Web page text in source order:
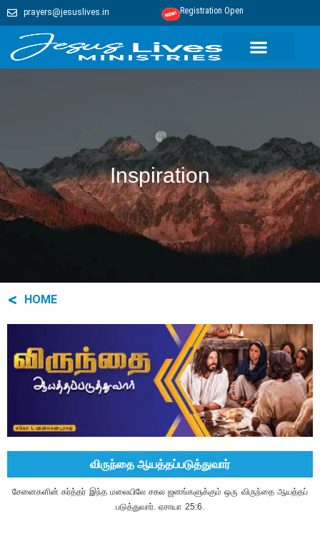
prayers@jesuslives.in Registration Open
Inspiration
HOME
விருந்தை ஆயத்தப்படுத்துவார்
சேனைகளின் கர்த்தர் இந்த மலையிலே சகல ஜனங்களுக்கும் ஒரு விருந்தை ஆயத்தப்
படுத்துவார். ஏசாயா 25:6.